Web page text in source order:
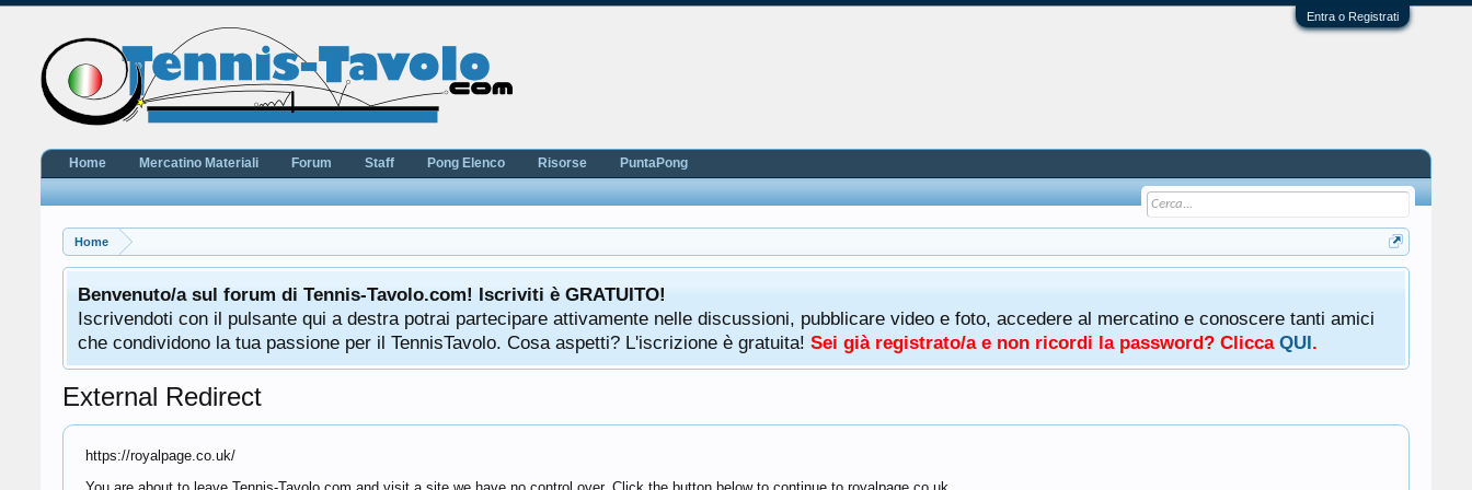
Entra o Registrati
Home
Benvenuto/a sul forum di Tennis-Tavolo.com! Iscriviti è GRATUITO!
Iscrivendoti con il pulsante qui a destra potrai partecipare attivamente nelle discussioni, pubblicare video e foto, accedere al mercatino e conoscere tanti amici
che condividono la tua passione per il TennisTavolo. Cosa aspetti? L'iscrizione è gratuita! Sei già registrato/a e non ricordi la password? Clicca QUI.
External Redirect
https://royalpage.co.uk/
Home Mercatino Materiali Forum Staff Pong Elenco Risorse PuntaPong